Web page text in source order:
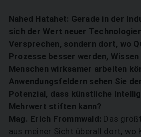
Nahed Hatahet: Gerade in der
sich der Wert neuer
Versprechen, sondern dort, wo
Prozesse besser werden,
Menschen wirksamer arbeiten
Anwendungsfeldern sehen Sie
Potenzial, dass künstliche
Mehrwert stiften kann?
Mag. Erich Frommwald: Das
aus meiner Sicht überall dort, wo